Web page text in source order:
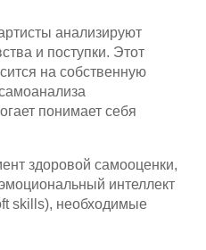
анализируют
и поступки. Этот
на собственную
понимает себя
здоровой самооценки,
интеллект
skills), необходимые